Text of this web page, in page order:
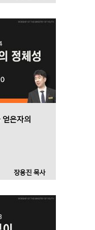
은자의
장용진 목사